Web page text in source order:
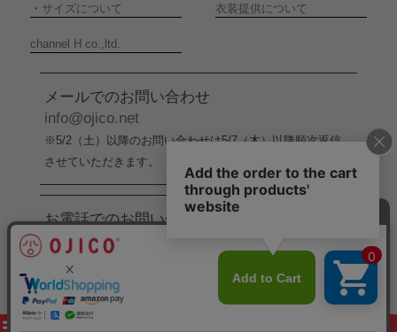
・ サイズについて 衣装提供について
channel H co.,ltd.
メールでのお問い合わせ
info@ojico.net
※5/2（土）以降のお問い合わせは5/7（木）以降順次返信
させていただきます。
お電話でのお問い合わせ
076-246-5050
※5/2（土）から5/6（水）までの間はお電話でのお問い合
わせ受付をお休みさせていただきます。